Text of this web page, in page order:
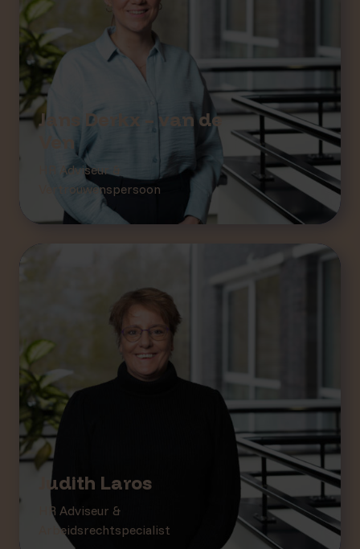
Jans Derkx – van de
Ven
HR Adviseur &
Vertrouwenspersoon
Judith Laros
HR Adviseur &
Arbeidsrechtspecialist